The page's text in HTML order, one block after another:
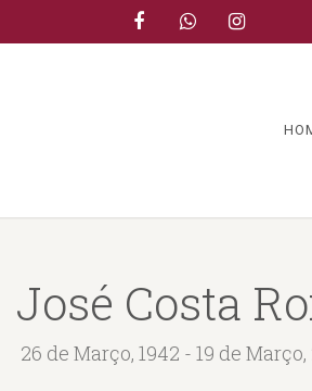
José Costa
26 de Março, 1942 - 19 de Março,